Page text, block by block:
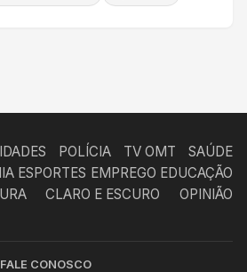
POLÍCIA TV OMT
SAÚDE
ESPORTES EMPREGO EDUCAÇÃO
CLARO E ESCURO
OPINIÃO
FALE CONOSCO